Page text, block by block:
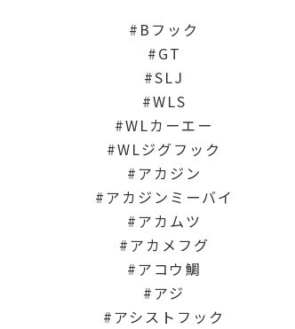
Bフック
GT
SLJ
WLS
WLカーエー
WLジグフック
アカジン
アカジンミーバイ
アカムツ
アカメフグ
アコウ鯛
アジ
アシストフック